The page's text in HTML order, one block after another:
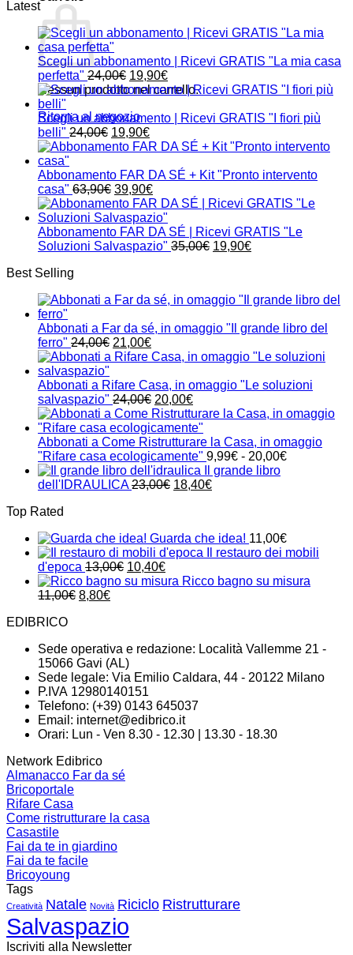
Nessun prodotto nel carrello.
Ritorna al negozio
Latest
Scegli un abbonamento | Ricevi GRATIS "La mia casa
perfetta" 24,00€ Il
prezzo
era:
24,00€.
19,90€Il
prezzo
è:
Scegli un abbonamento | Ricevi GRATIS "I fiori più
belli" 24,00€ Il
prezzo
era:
24,00€.
19,90€Il
prezzo
è:
19,90€.
Abbonamento FAR DA SÉ + Kit "Pronto intervento
casa" 63,90€ Il
prezzo
originale
era:
63,90€.
39,90€Il
prezzo
attuale
è:
39,90€.
Abbonamento FAR DA SÉ | Ricevi GRATIS "Le
Soluzioni Salvaspazio" 35,00€ Il
35,00€.
19,90€Il
19,90€.
Best Selling
Abbonati a Far da sé, in omaggio "Il grande libro del
ferro" 24,00€ Il
prezzo
era:
24,00€.
21,00€Il
prezzo
è:
21,00€.
Abbonati a Rifare Casa, in omaggio "Le soluzioni
salvaspazio" 24,00€ Il
prezzo
originale
era:
24,00€.
20,00€Il
prezzo
attuale
è:
20,00€.
Abbonati a Come Ristrutturare la Casa, in omaggio
"Rifare casa ecologicamente" 9,99€ - 20,00€Fascia
20,00€
Il grande libro
dell'IDRAULICA 23,00€ Il
23,00€.
18,40€Il
18,40€.
Top Rated
Guarda che idea! 11,00€
Il restauro dei mobili
d'epoca 13,00€ Il
prezzo
10,40€Il
prezzoRicco bagno su misura
11,00€ Il
11,00€.
8,80€Il
8,80€.
EDIBRICO
Sede operativa e redazione: Località Vallemme 21 -
15066 Gavi (AL)
Sede legale: Via Emilio Caldara, 44 - 20122 Milano
P.IVA 12980140151
Telefono: (+39) 0143 645037
Email: internet@edibrico.it
Orari: Lun - Ven 8.30 - 12.30 | 13.30 - 18.30
Network Edibrico
Almanacco Far da sé
Bricoportale
Rifare Casa
Come ristrutturare la casa
Casastile
Fai da te in giardino
Fai da te facile
Bricoyoung
Tags
Creatività Natale Novità Riciclo Ristrutturare
Salvaspazio
Iscriviti alla Newsletter